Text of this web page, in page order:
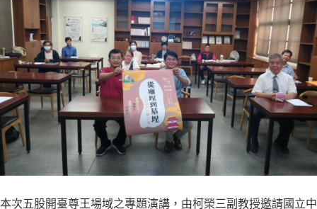
本次五股開臺尊王場域之專題演講，由柯榮三副教授邀請國立中